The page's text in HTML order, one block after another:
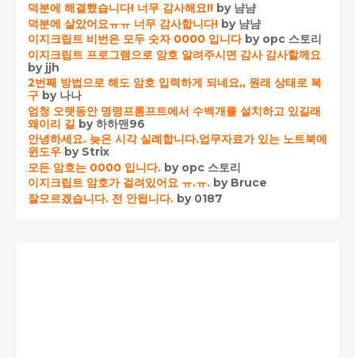
덕분에 해결했습니다! 너무 감사해요!! by 냠냠
덕분에 살았어요ㅠㅠ 너무 감사합니다! by 냠냠
이지크립트 비번은 모두 숫자 0000 입니다by opc 스토리
이지크립트 프로그램으로 암호 알려주시면 감사 감사할께요
by jjh
2번째 방법으로 해도 암호 입력하게 되네요,, 원래 상태로 복
구 by 나나
엄청 오랫동안 명령프롬프트에서 수백개를 설치하고 있길래
왜이리 길 by 하하맨96
안녕하세요. 늦은 시각 실례합니다.업무자료가 있는 노트북에
윈도우 by Strix
모든 암호는 0000 입니다. by opc 스토리
이지크립트 암호가 걸려있어요 ㅠ.ㅠ. by Bruce
잘모르겠습니다. 전 안됩니다. by 0187